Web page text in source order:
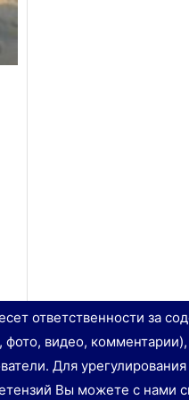
ответственности за
фото, видео,
Для
Вы можете с нами